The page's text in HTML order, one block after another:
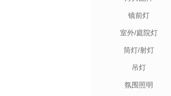
镜前灯
室外/庭院灯
筒灯/射灯
吊灯
氛围照明